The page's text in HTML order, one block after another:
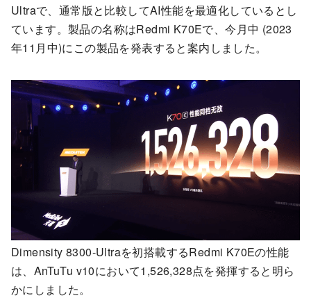
Ultraで、通常版と比較してAI性能を最適化しているとし
ています。製品の名称はRedmi K70Eで、今月中 (2023
年11月中)にこの製品を発表すると案内しました。
Dimensity 8300-Ultraを初搭載するRedmi K70Eの性能
は、AnTuTu v10において1,526,328点を発揮すると明ら
かにしました。